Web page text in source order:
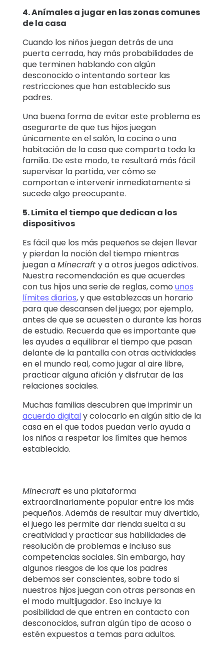
4. Anímales a jugar en las zonas comunes
de la casa
Cuando los niños juegan detrás de una
puerta cerrada, hay más probabilidades de
que terminen hablando con algún
desconocido o intentando sortear las
restricciones que han establecido sus
padres.
Una buena forma de evitar este problema es
asegurarte de que tus hijos juegan
únicamente en el salón, la cocina o una
habitación de la casa que comparta toda la
familia. De este modo, te resultará más fácil
supervisar la partida, ver cómo se
comportan e intervenir inmediatamente si
sucede algo preocupante.
5. Limita el tiempo que dedican a los
dispositivos
Es fácil que los más pequeños se dejen llevar
y pierdan la noción del tiempo mientras
juegan aMinecraft y a otros juegos adictivos.
Nuestra recomendación es que acuerdes
con tus hijos una serie de reglas, como unos
límites diarios, y que establezcas un horario
para que descansen del juego; por ejemplo,
antes de que se acuesten o durante las horas
de estudio. Recuerda que es importante que
les ayudes a equilibrar el tiempo que pasan
delante de la pantalla con otras actividades
en el mundo real, como jugar al aire libre,
practicar alguna afición y disfrutar de las
relaciones sociales.
Muchas familias descubren que imprimir un
acuerdo digitaly colocarlo en algún sitio de la
casa en el que todos puedan verlo ayuda a
los niños a respetar los límites que hemos
establecido.
Minecraft es una plataforma
extraordinariamente popular entre los más
pequeños. Además de resultar muy divertido,
el juego les permite dar rienda suelta a su
creatividad y practicar sus habilidades de
resolución de problemas e incluso sus
competencias sociales. Sin embargo, hay
algunos riesgos de los que los padres
debemos ser conscientes, sobre todo si
nuestros hijos juegan con otras personas en
el modo multijugador. Eso incluye la
posibilidad de que entren en contacto con
desconocidos, sufran algún tipo de acoso o
estén expuestos a temas para adultos.